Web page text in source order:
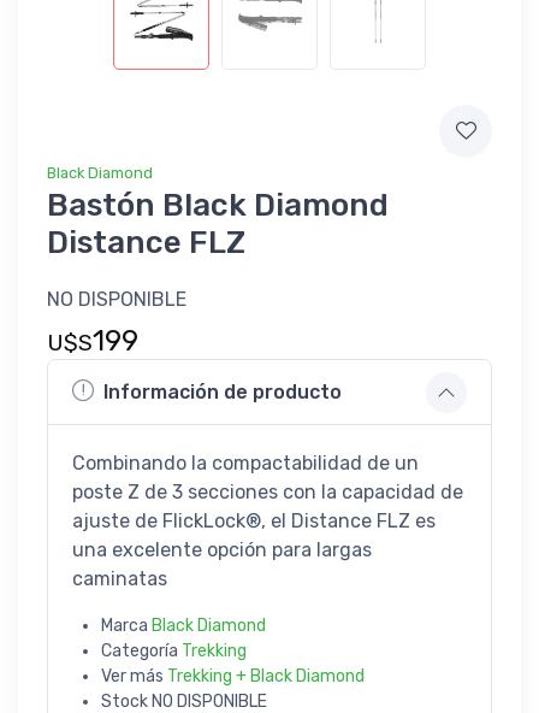
Black Diamond
Bastón Black Diamond
Distance FLZ
NO DISPONIBLE
U$S199
Información de producto
Combinando la compactabilidad de un
poste Z de 3 secciones con la capacidad de
ajuste de FlickLock®, el Distance FLZ es
una excelente opción para largas
caminatas
Marca Black Diamond
Categoría Trekking
Ver más Trekking + Black Diamond
Stock NO DISPONIBLE